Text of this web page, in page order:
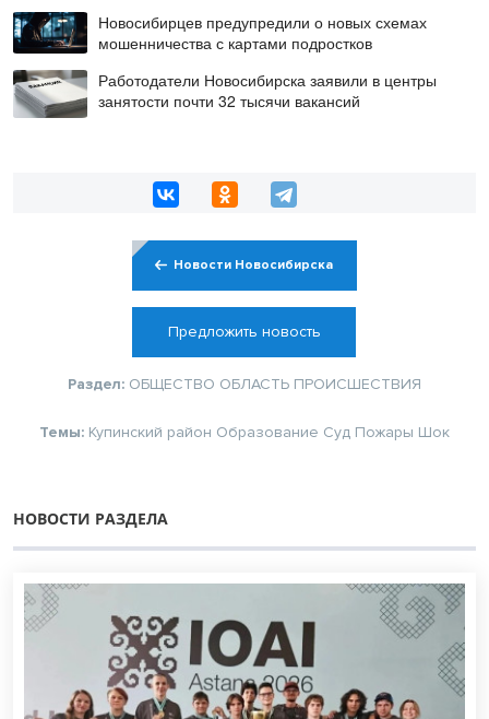
Новосибирцев предупредили о новых схемах
мошенничества с картами подростков
Работодатели Новосибирска заявили в центры
занятости почти 32 тысячи вакансий
Новости Новосибирска
Предложить новость
Раздел: ОБЩЕСТВО ОБЛАСТЬ ПРОИСШЕСТВИЯ
Темы: Купинский район Образование Суд Пожары Шок
НОВОСТИ РАЗДЕЛА